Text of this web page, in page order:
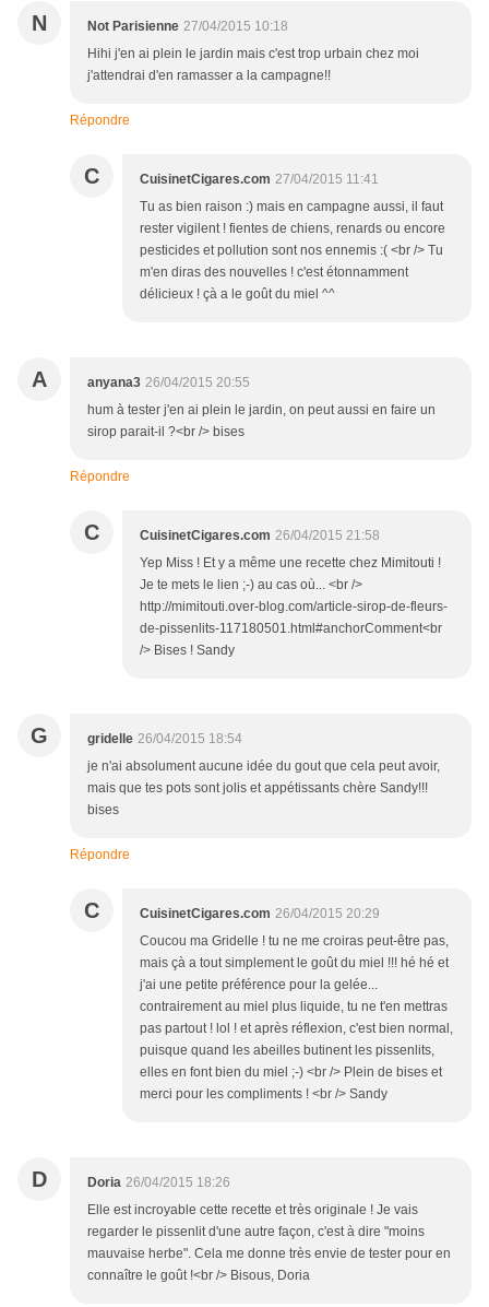
N Not Parisienne 27/04/2015 10:18
Hihi j'en ai plein le jardin mais c'est trop urbain chez moi
j'attendrai d'en ramasser a la campagne!!
Répondre
C CuisinetCigares.com 27/04/2015 11:41
Tu as bien raison :) mais en campagne aussi, il faut
rester vigilent ! fientes de chiens, renards ou encore
pesticides et pollution sont nos ennemis :( <br /> Tu
m'en diras des nouvelles ! c'est étonnamment
délicieux ! çà a le goût du miel ^^
A anyana3 26/04/2015 20:55
hum à tester j'en ai plein le jardin, on peut aussi en faire un
sirop parait-il ?<br /> bises
Répondre
C CuisinetCigares.com 26/04/2015 21:58
Yep Miss ! Et y a même une recette chez Mimitouti !
Je te mets le lien ;-) au cas où... <br />
http://mimitouti.over-blog.com/article-sirop-de-fleurs-
de-pissenlits-117180501.html#anchorComment<br
/> Bises ! Sandy
G gridelle 26/04/2015 18:54
je n'ai absolument aucune idée du gout que cela peut avoir,
mais que tes pots sont jolis et appétissants chère Sandy!!!
bises
Répondre
C CuisinetCigares.com 26/04/2015 20:29
Coucou ma Gridelle ! tu ne me croiras peut-être pas,
mais çà a tout simplement le goût du miel !!! hé hé et
j'ai une petite préférence pour la gelée...
contrairement au miel plus liquide, tu ne t'en mettras
pas partout ! lol ! et après réflexion, c'est bien normal,
puisque quand les abeilles butinent les pissenlits,
elles en font bien du miel ;-) <br /> Plein de bises et
merci pour les compliments ! <br /> Sandy
D Doria 26/04/2015 18:26
Elle est incroyable cette recette et très originale ! Je vais
regarder le pissenlit d'une autre façon, c'est à dire "moins
mauvaise herbe". Cela me donne très envie de tester pour en
connaître le goût !<br /> Bisous, Doria